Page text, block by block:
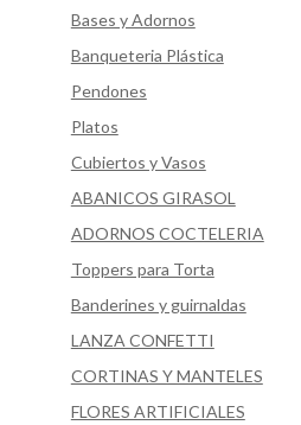
Bases y Adornos
Banqueteria Plástica
Pendones
Platos
Cubiertos y Vasos
ABANICOS GIRASOL
ADORNOS COCTELERIA
Toppers para Torta
Banderines y guirnaldas
LANZA CONFETTI
CORTINAS Y MANTELES
FLORES ARTIFICIALES